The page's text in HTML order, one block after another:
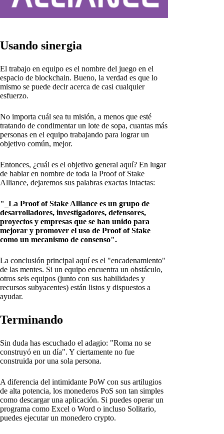
Usando sinergia
El trabajo en equipo es el nombre del juego en el
espacio de blockchain. Bueno, la verdad es que lo
mismo se puede decir acerca de casi cualquier
esfuerzo.
No importa cuál sea tu misión, a menos que esté
tratando de condimentar un lote de sopa, cuantas más
personas en el equipo trabajando para lograr un
objetivo común, mejor.
Entonces, ¿cuál es el objetivo general aquí? En lugar
de hablar en nombre de toda la Proof of Stake
Alliance, dejaremos sus palabras exactas intactas:
"_La Proof of Stake Alliance es un grupo de
desarrolladores, investigadores, defensores,
proyectos y empresas que se han unido para
mejorar y promover el uso de Proof of Stake
como un mecanismo de consenso".
La conclusión principal aquí es el "encadenamiento"
de las mentes. Si un equipo encuentra un obstáculo,
otros seis equipos (junto con sus habilidades y
recursos subyacentes) están listos y dispuestos a
ayudar.
Terminando
Sin duda has escuchado el adagio: "Roma no se
construyó en un día". Y ciertamente no fue
construida por una sola persona.
A diferencia del intimidante PoW con sus artilugios
de alta potencia, los monederos PoS son tan simples
como descargar una aplicación. Si puedes operar un
programa como Excel o Word o incluso Solitario,
puedes ejecutar un monedero crypto.